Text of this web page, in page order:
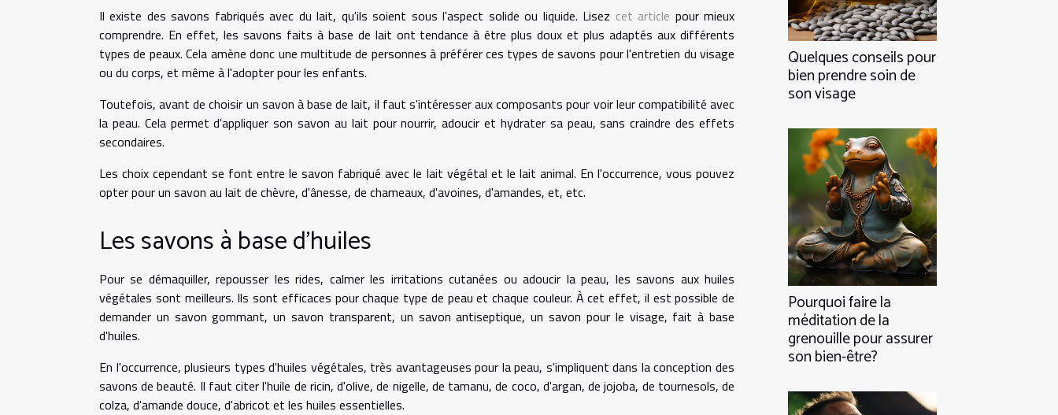
Il existe des savons fabriqués avec du lait, qu'ils soient sous l'aspect solide ou liquide. Lisez cet article pour mieux
comprendre. En effet, les savons faits à base de lait ont tendance à être plus doux et plus adaptés aux différents
types de peaux. Cela amène donc une multitude de personnes à préférer ces types de savons pour l'entretien du visage
ou du corps, et même à l'adopter pour les enfants.
Toutefois, avant de choisir un savon à base de lait, il faut s'intéresser aux composants pour voir leur compatibilité avec
la peau. Cela permet d'appliquer son savon au lait pour nourrir, adoucir et hydrater sa peau, sans craindre des effets
secondaires.
Les choix cependant se font entre le savon fabriqué avec le lait végétal et le lait animal. En l'occurrence, vous pouvez
opter pour un savon au lait de chèvre, d'ânesse, de chameaux, d'avoines, d'amandes, et, etc.
Les savons à base d'huiles
Pour se démaquiller, repousser les rides, calmer les irritations cutanées ou adoucir la peau, les savons aux huiles
végétales sont meilleurs. Ils sont efficaces pour chaque type de peau et chaque couleur. À cet effet, il est possible de
demander un savon gommant, un savon transparent, un savon antiseptique, un savon pour le visage, fait à base
d'huiles.
En l'occurrence, plusieurs types d'huiles végétales, très avantageuses pour la peau, s'impliquent dans la conception des
savons de beauté. Il faut citer l'huile de ricin, d'olive, de nigelle, de tamanu, de coco, d'argan, de jojoba, de tournesols, de
colza, d'amande douce, d'abricot et les huiles essentielles.
Quelques conseils pour
bien prendre soin de
son visage
Pourquoi faire la
méditation de la
grenouille pour assurer
son bien-être?